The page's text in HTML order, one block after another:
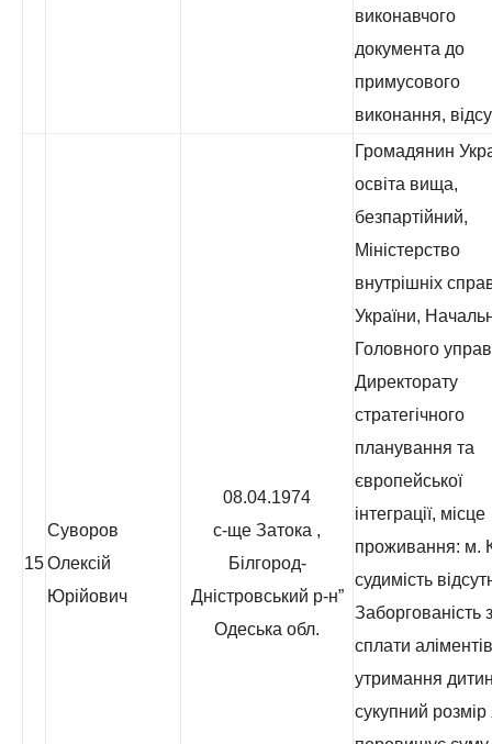
виконавчого
документа до
примусового
виконання,
15
Суворов
Олексій
Юрійович
08.04.1974
с-ще Затока ,
Білгород-
Дністровський р-н”
Одеська обл.
Громадянин
освіта вища,
безпартійний,
Міністерство
внутрішніх
України,
Головного
Директорату
стратегічного
планування та
європейської
інтеграції, місце
проживання: м.
судимість
Заборгованість
сплати
утримання
сукупний розмір